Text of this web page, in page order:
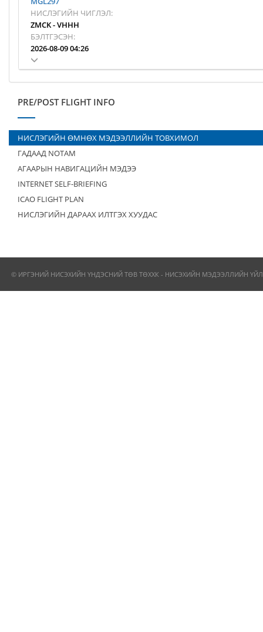
НИСЛЭГИЙН ЧИГЛЭЛ:
ZMCK-VHHH
БЭЛТГЭСЭН:
2026-08-09 04:26
PRE/POST FLIGHT INFO
НИСЛЭГИЙН ӨМНӨХ МЭДЭЭЛЛИЙН ТОВХИМОЛ
ГАДААД NOTAM
АГААРЫН НАВИГАЦИЙН МЭДЭЭ
INTERNET SELF-BRIEFING
ICAO FLIGHT PLAN
НИСЛЭГИЙН ДАРААХ ИЛТГЭХ ХУУДАС
© ИРГЭНИЙ НИСЭХИЙН ҮНДЭСНИЙ ТӨВ ТӨХХК - НИСЭХИЙН МЭДЭЭЛЛИЙН